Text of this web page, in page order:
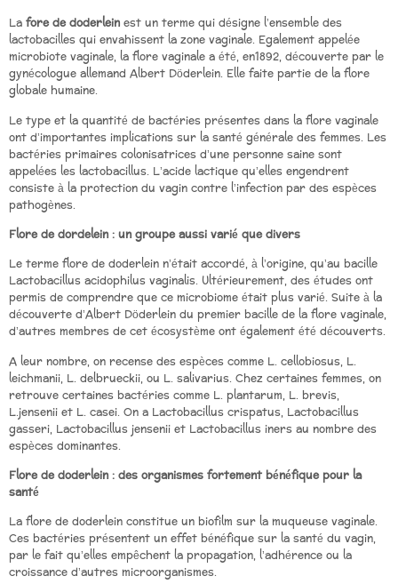
Lafore de doderleinest un terme qui désigne l’ensemble des
lactobacilles qui envahissent la zone vaginale. Egalement appelée
microbiote vaginale, la flore vaginale a été, en1892, découverte par le
gynécologue allemand Albert Döderlein. Elle faite partie de la flore
globale humaine.
Le type et la quantité de bactéries présentes dans la flore vaginale
ont d’importantes implications sur la santé générale des femmes. Les
bactéries primaires colonisatrices d’une personne saine sont
appelées les lactobacillus. L’acide lactique qu’elles engendrent
consiste à la protection du vagin contre l’infection par des espèces
pathogènes.
Flore de dordelein : un groupe aussi varié que divers
Le terme flore de doderlein n’était accordé, à l’origine, qu’au bacille
Lactobacillus acidophilus vaginalis. Ultérieurement, des études ont
permis de comprendre que ce microbiome était plus varié. Suite à la
découverte d’Albert Döderlein du premier bacille de la flore vaginale,
d’autres membres de cet écosystème ont également été découverts.
A leur nombre, on recense des espèces comme L. cellobiosus, L.
leichmanii, L. delbrueckii, ou L. salivarius. Chez certaines femmes, on
retrouve certaines bactéries comme L. plantarum, L. brevis,
L.jensenii et L. casei. On a Lactobacillus crispatus, Lactobacillus
gasseri, Lactobacillus jensenii et Lactobacillus iners au nombre des
espèces dominantes.
Flore de doderlein : des organismes fortement bénéfique pour la
santé
La flore de doderlein constitue un biofilm sur la muqueuse vaginale.
Ces bactéries présentent un effet bénéfique sur la santé du vagin,
par le fait qu’elles empêchent la propagation, l’adhérence ou la
croissance d’autres microorganismes.